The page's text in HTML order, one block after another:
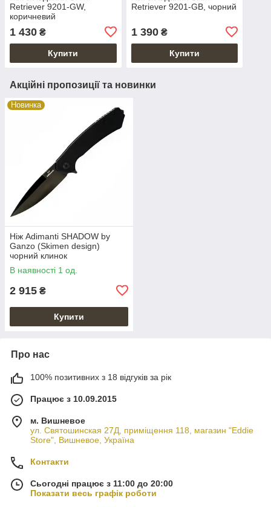
Retriever 9201-GW,
коричневий
1 430 ₴
Купити
Retriever 9201-GB, чорний
1 390₴
Купити
Акційні пропозиції та новинки
Новинка
Ніж Adimanti SHADOW by
Ganzo (Skimen design)
чорний клинок
В наявності 1 од.
2 915 ₴
Купити
Про нас
100% позитивних з 18 відгуків за рік
Працює з 10.09.2015
м. Вишневое
ул. Святошинская 27Д, приміщення 118, магазин "Eddie
Store", Вишневое, Україна
Контакти
Сьогодні працює з 11:00 до 20:00
Показати весь графік роботи